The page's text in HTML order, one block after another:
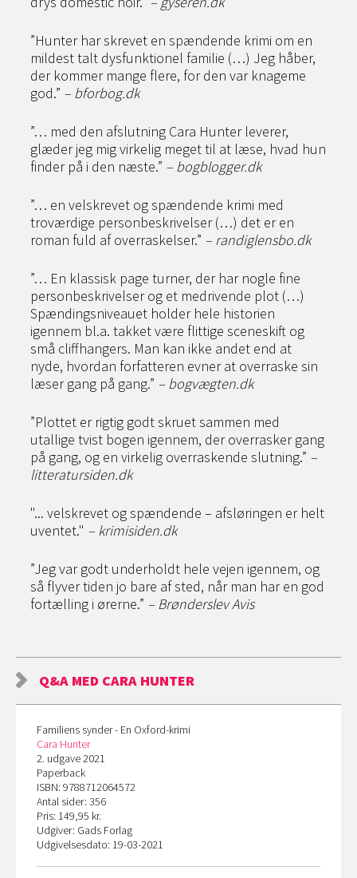
”Hunter har skrevet en spændende krimi om en
mildest talt dysfunktionel familie (…) Jeg håber,
der kommer mange flere, for den var knageme
god.” – bforbog.dk
”… med den afslutning Cara Hunter leverer,
glæder jeg mig virkelig meget til at læse, hvad hun
finder på i den næste.” – bogblogger.dk
”… en velskrevet og spændende krimi med
troværdige personbeskrivelser (…) det er en
roman fuld af overraskelser.” – randiglensbo.dk
”… En klassisk page turner, der har nogle fine
personbeskrivelser og et medrivende plot (…)
Spændingsniveauet holder hele historien
igennem bl.a. takket være flittige sceneskift og
små cliffhangers. Man kan ikke andet end at
nyde, hvordan forfatteren evner at overraske sin
læser gang på gang.” – bogvægten.dk
”Plottet er rigtig godt skruet sammen med
utallige tvist bogen igennem, der overrasker gang
på gang, og en virkelig overraskende slutning.” –
litteratursiden.dk
"... velskrevet og spændende – afsløringen er helt
uventet." – krimisiden.dk
”Jeg var godt underholdt hele vejen igennem, og
så flyver tiden jo bare af sted, når man har en god
fortælling i ørerne.” – Brønderslev Avis
Q&A MED CARA HUNTER
Familiens synder - En Oxford-krimi
Cara Hunter
2. udgave 2021
Paperback
ISBN: 9788712064572
Antal sider: 356
Pris: 149,95 kr.
Udgiver: Gads Forlag
Udgivelsesdato: 19-03-2021